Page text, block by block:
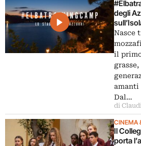
degli
Nasce
il
amanti
Dal…
di
CINEMA
Il
porta